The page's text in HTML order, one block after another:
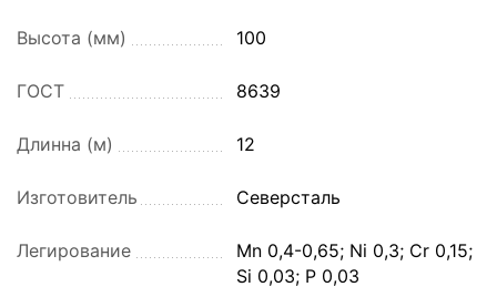
Высота (мм) 100
ГОСТ 8639
Длинна (м) 12
Изготовитель Северсталь
Легирование
Mn 0,4-0,65; Ni 0,3; Cr 0,15;
Si 0,03; P 0,03